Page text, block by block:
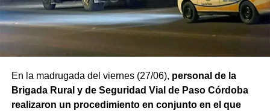
En la madrugada del viernes (27/06), personal de la
Brigada Rural y de Seguridad Vial de Paso Córdoba
realizaron un procedimiento en conjunto en el que